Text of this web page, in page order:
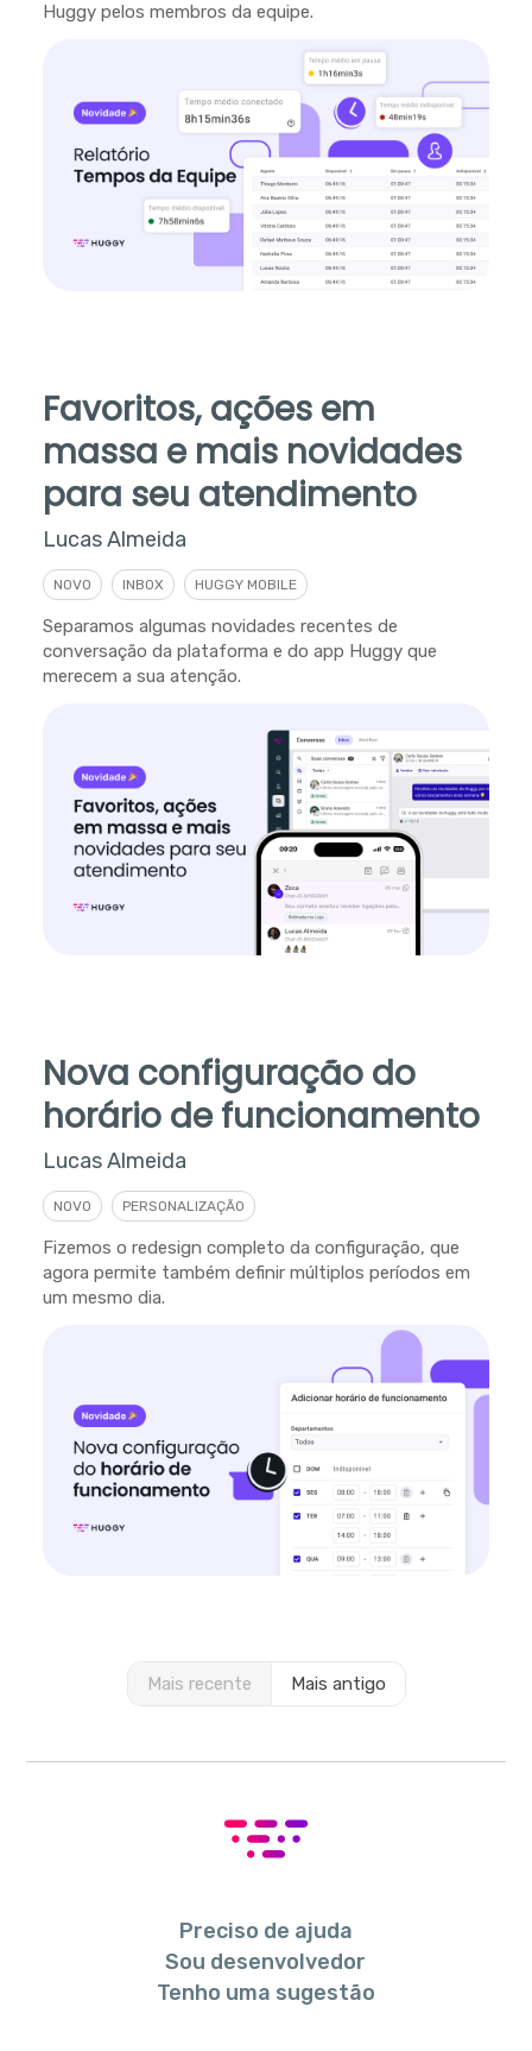
Huggy pelos membros da equipe.
Favoritos, ações em
massa e mais novidades
para seu atendimento
Lucas Almeida
NOVO INBOX HUGGY MOBILE
Separamos algumas novidades recentes de
conversação da plataforma e do app Huggy que
merecem a sua atenção.
Nova configuração do
horário de funcionamento
Lucas Almeida
NOVO PERSONALIZAÇÃO
Fizemos o redesign completo da configuração, que
agora permite também definir múltiplos períodos em
um mesmo dia.
Mais recente Mais antigo
Preciso de ajuda
Sou desenvolvedor
Tenho uma sugestão